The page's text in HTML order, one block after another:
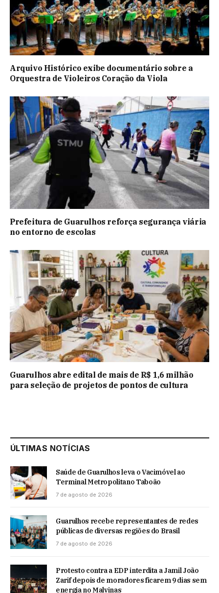
Arquivo Histórico exibe documentário sobre a
Orquestra de Violeiros Coração da Viola
Prefeitura de Guarulhos reforça segurança viária
no entorno de escolas
Guarulhos abre edital de mais de R$ 1,6 milhão
para seleção de projetos de pontos de cultura
ÚLTIMAS NOTÍCIAS
Saúde de Guarulhos leva o Vacimóvel ao
Terminal Metropolitano Taboão
7 de agosto de 2026
Guarulhos recebe representantes de redes
públicas de diversas regiões do Brasil
7 de agosto de 2026
Protesto contra a EDP interdita a Jamil João
Zarif depois de moradores ficarem 9 dias sem
energia no Malvinas